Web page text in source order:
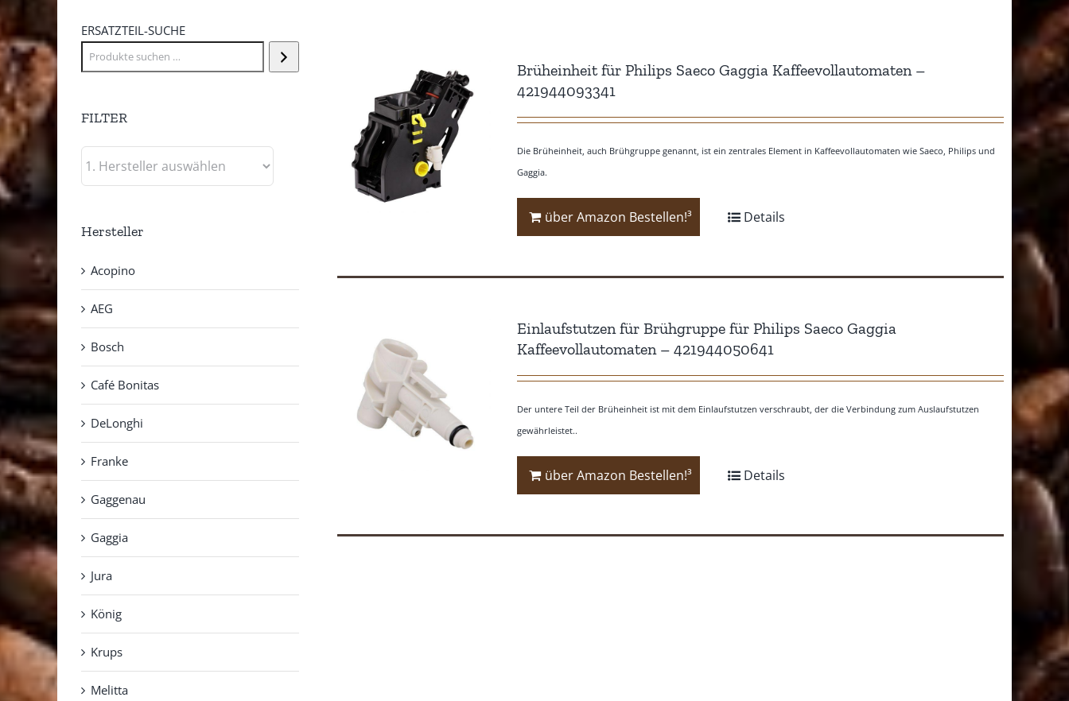
Brüheinheit für Philips Saeco Gaggia Kaffeevollautomaten –
421944093341
Die Brüheinheit, auch Brühgruppe genannt, ist ein zentrales Element in Kaffeevollautomaten wie Saeco, Philips und
Gaggia.
über Amazon Bestellen!³ Details
Einlaufstutzen für Brühgruppe für Philips Saeco Gaggia
Kaffeevollautomaten – 421944050641
Der untere Teil der Brüheinheit ist mit dem Einlaufstutzen verschraubt, der die Verbindung zum Auslaufstutzen
gewährleistet..
über Amazon Bestellen!³ Details
ERSATZTEIL-SUCHE
FILTER
Hersteller
Acopino
AEG
Bosch
Café Bonitas
DeLonghi
Franke
Gaggenau
Gaggia
Jura
König
Krups
Melitta